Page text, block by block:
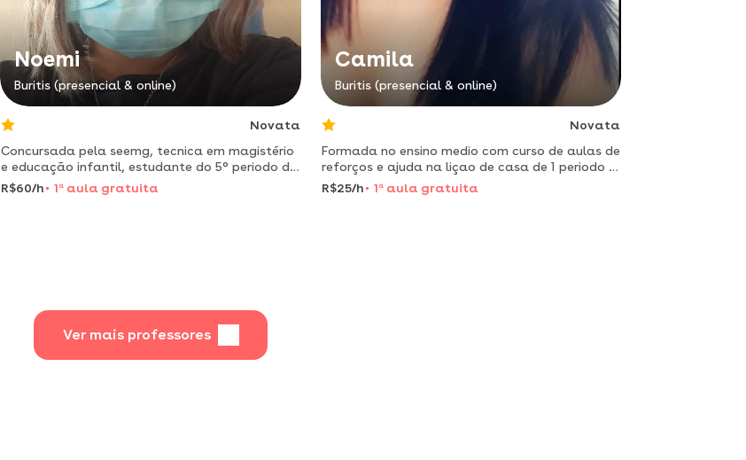
Noemi
Buritis (presencial & online)
Novata
Concursada pela seemg, tecnica em magistério
e educação infantil, estudante do 5° periodo de
pedagogia pela ifnmg. otima prática com
crianças e adolescentes, com resultados
R$60/h 1 a aula gratuita
Camila
Buritis (presencial & online)
Novata
Formada no ensino medio com curso de aulas de
reforços e ajuda na liçao de casa de 1 periodo a
5 serie do ensino fundamental.
R$25/h 1 aaula gratuita
Ver mais professores